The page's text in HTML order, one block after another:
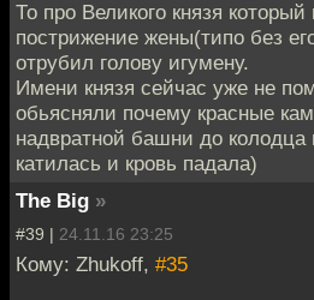
То про Великого князя который
пострижение жены(типо без
отрубил голову игумену.
Имени князя сейчас уже не
обьясняли почему красные
надвратной башни до колодца
катилась и кровь падала)
The Big »
#39 | 24.11.16 23:25
Кому: Zhukoff, #35